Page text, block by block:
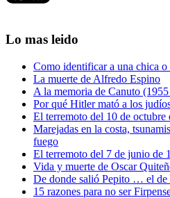
Lo mas leido
Como identificar a una chica
La muerte de Alfredo Espino
A la memoria de Canuto
Por qué Hitler mató a los
El terremoto del 10 de octubre
Marejadas en la costa,
fuego
El terremoto del 7 de junio de
Vida y muerte de Oscar
De donde salió Pepito … el de
15 razones para no ser